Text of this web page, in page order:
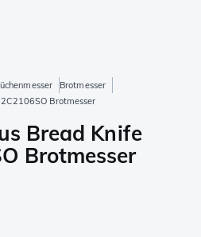
Brotmesser
Brotmesser
Bread Knife
Brotmesser